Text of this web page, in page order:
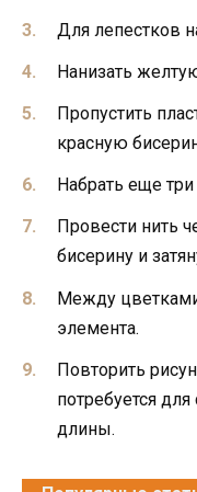
Для лепестков
Нанизать
Пропустить
красную
Набрать еще
Провести нить
бисерину и
Между
элемента.
Повторить
потребуется
длины.